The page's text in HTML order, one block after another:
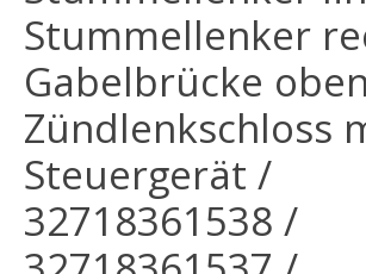
Stummellenker
Gabelbrücke
Zündlenkschloss
Steuergerät /
32718361538 /